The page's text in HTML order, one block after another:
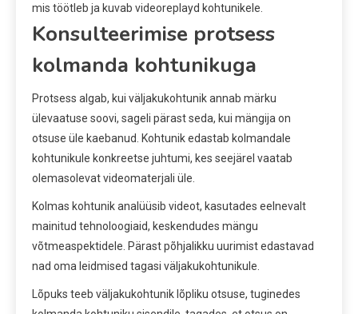
mis töötleb ja kuvab videoreplayd kohtunikele.
Konsulteerimise protsess
kolmanda kohtunikuga
Protsess algab, kui väljakukohtunik annab märku
ülevaatuse soovi, sageli pärast seda, kui mängija on
otsuse üle kaebanud. Kohtunik edastab kolmandale
kohtunikule konkreetse juhtumi, kes seejärel vaatab
olemasolevat videomaterjali üle.
Kolmas kohtunik analüüsib videot, kasutades eelnevalt
mainitud tehnoloogiaid, keskendudes mängu
võtmeaspektidele. Pärast põhjalikku uurimist edastavad
nad oma leidmised tagasi väljakukohtunikule.
Lõpuks teeb väljakukohtunik lõpliku otsuse, tuginedes